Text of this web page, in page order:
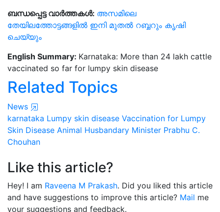
ബന്ധപ്പെട്ട വാർത്തകൾ: അസമിലെ
തേയിലത്തോട്ടങ്ങളിൽ ഇനി മുതൽ റബ്ബറും കൃഷി
ചെയ്യും
English Summary: Karnataka: More than 24 lakh cattle
vaccinated so far for lumpy skin disease
Related Topics
News
karnataka Lumpy skin disease Vaccination for Lumpy
Skin Disease Animal Husbandary Minister Prabhu C.
Chouhan
Like this article?
Hey! I am Raveena M Prakash. Did you liked this article
and have suggestions to improve this article? Mail me
your suggestions and feedback.